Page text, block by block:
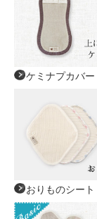
ケミナプカバー
おりものシート